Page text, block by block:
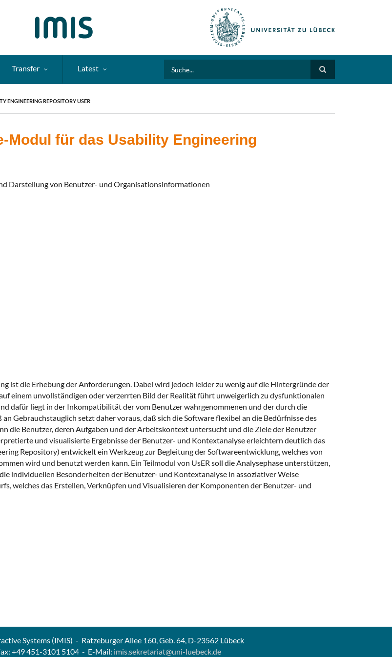
Transfer Latest
ENGINEERING REPOSITORY USER
Modul für das Usability Engineering
Darstellung von Benutzer- und Organisationsinformationen
ist die Erhebung der Anforderungen. Dabei wird jedoch leider zu wenig auf die Hintergründe der
einem unvollständigen oder verzerrten Bild der Realität führt unweigerlich zu dysfunktionalen
dafür liegt in der Inkompatibilität der vom Benutzer wahrgenommenen und der durch die
Gebrauchstauglich setzt daher voraus, daß sich die Software flexibel an die Bedürfnisse des
die Benutzer, deren Aufgaben und der Arbeitskontext untersucht und die Ziele der Benutzer
und visualisierte Ergebnisse der Benutzer- und Kontextanalyse erleichtern deutlich das
Repository) entwickelt ein Werkzeug zur Begleitung der Softwareentwicklung, welches von
wird und benutzt werden kann. Ein Teilmodul von UsER soll die Analysephase unterstützen,
individuellen Besonderheiten der Benutzer- und Kontextanalyse in assoziativer Weise
welches das Erstellen, Verknüpfen und Visualisieren der Komponenten der Benutzer- und
Systems (IMIS) - Ratzeburger Allee 160, Geb. 64, D-23562 Lübeck
+49 451-3101 5104 - E-Mail: imis.sekretariat@uni-luebeck.de